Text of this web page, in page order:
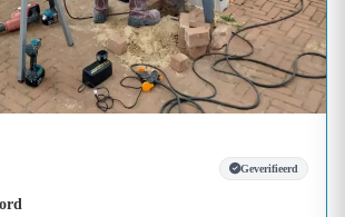
Geverifieerd